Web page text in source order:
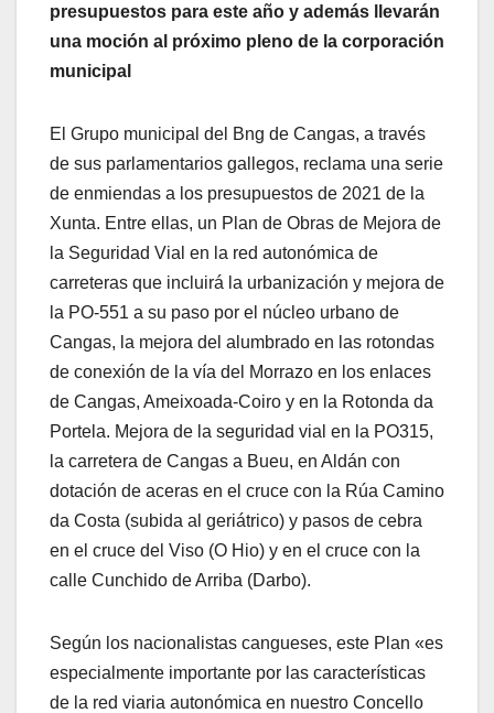
presupuestos para este año y además llevarán
una moción al próximo pleno de la corporación
municipal
El Grupo municipal del Bng de Cangas, a través
de sus parlamentarios gallegos, reclama una serie
de enmiendas a los presupuestos de 2021 de la
Xunta. Entre ellas, un Plan de Obras de Mejora de
la Seguridad Vial en la red autonómica de
carreteras que incluirá la urbanización y mejora de
la PO-551 a su paso por el núcleo urbano de
Cangas, la mejora del alumbrado en las rotondas
de conexión de la vía del Morrazo en los enlaces
de Cangas, Ameixoada-Coiro y en la Rotonda da
Portela. Mejora de la seguridad vial en la PO315,
la carretera de Cangas a Bueu, en Aldán con
dotación de aceras en el cruce con la Rúa Camino
da Costa (subida al geriátrico) y pasos de cebra
en el cruce del Viso (O Hio) y en el cruce con la
calle Cunchido de Arriba (Darbo).
Según los nacionalistas cangueses, este Plan «es
especialmente importante por las características
de la red viaria autonómica en nuestro Concello